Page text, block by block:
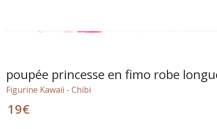
poupée princesse en fimo robe
Figurine Kawaii - Chibi
19€